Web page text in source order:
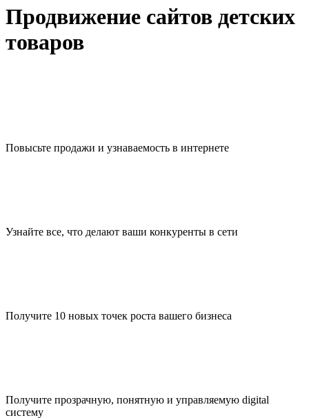
Продвижение сайтов детских
товаров
Повысьте продажи и узнаваемость в интернете
Узнайте все, что делают ваши конкуренты в сети
Получите 10 новых точек роста вашего бизнеса
Получите прозрачную, понятную и управляемую digital
систему